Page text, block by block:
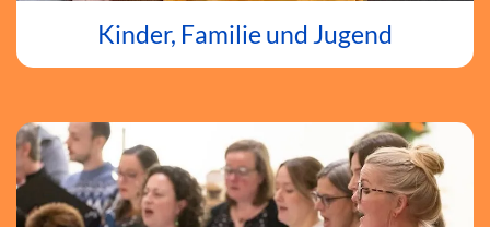
Kinder, Familie und Jugend